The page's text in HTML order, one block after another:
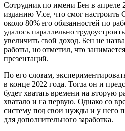
Сотрудник по имени Бен в апреле
изданию Vice, что смог настроить
около 80% его обязанностей по
удалось параллельно
увеличить свой доход. Бен не
работы, но отметил, что
презентаций.
По его словам,
в конце 2022 года. Тогда он и
будет хватать времени на вторую
хватало и на первую. Однако со
систему под свои нужды и у него
для дополнительного заработка.